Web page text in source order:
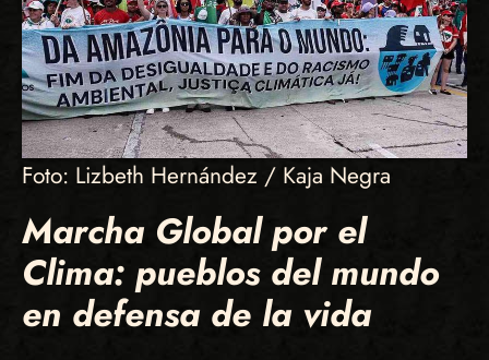
Foto: Lizbeth Hernández / Kaja Negra
Marcha Global por el
Clima: pueblos del mundo
en defensa de la vida